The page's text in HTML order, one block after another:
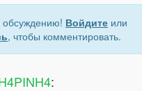
обсуждению! Войдите или
, чтобы комментировать.
: